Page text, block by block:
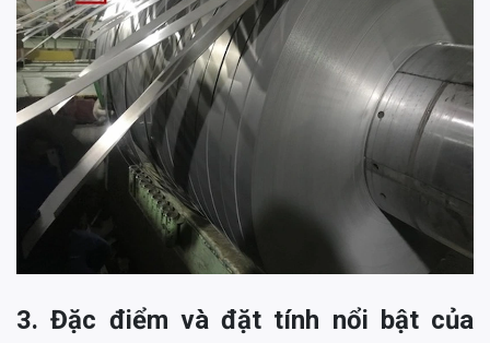
3. Đặc điểm và đặt tính nổi bật của